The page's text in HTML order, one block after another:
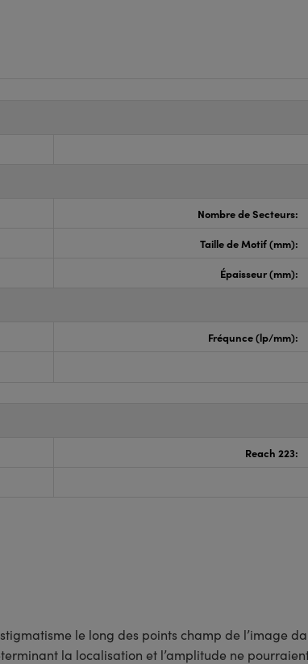
Nombre de Secteurs:
Taille de Motif (mm):
Épaisseur (mm):
Fréqunce (lp/mm):
Reach 223:
le long des points champ de l’image
la localisation et l’amplitude ne